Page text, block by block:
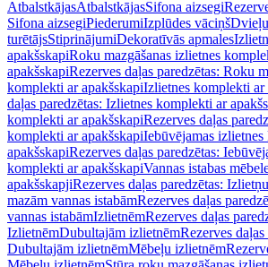
AtbalstkājasAtbalstkājasSifona aizsegi
Sifona aizsegiPiederumiIzplūdes vāciņšDvieļu
turētājsStiprinājumiDekoratīvās apmales
apakšskapiRoku mazgāšanas izlietnes
apakšskapiRezerves daļas paredzētas: Roku
komplekti ar apakšskapiIzlietnes komplekti ar
daļas paredzētas: Izlietnes komplekti ar
komplekti ar apakšskapiRezerves daļas
komplekti ar apakšskapiIebūvējamas
apakšskapiRezerves daļas paredzētas:
komplekti ar apakšskapiVannas istabas
apakšskapjiRezerves daļas paredzētas:
mazām vannas istabāmRezerves daļas
vannas istabāmIzlietnēmRezerves daļas
IzlietnēmDubultajām izlietnēmRezerves daļas
Dubultajām izlietnēmMēbeļu izlietnēm